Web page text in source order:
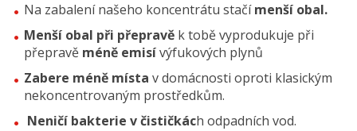
Na zabalení našeho koncentrátu stačímenší obal.
Menší obal při přepravě k tobě vyprodukuje při
přepravě méně emisívýfukových plynů
Zabere méně místa v domácnosti oproti klasickým
nekoncentrovaným prostředkům.
Neničí bakterie v čističkách odpadních vod.